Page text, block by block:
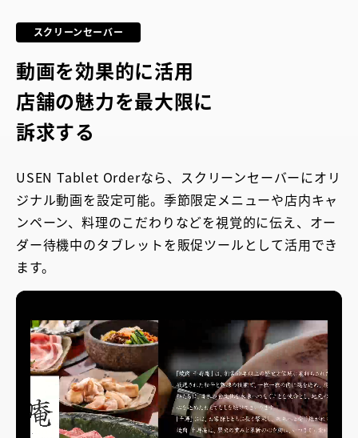
スクリーンセーバー
動画を効果的に活用
店舗の魅力を最大限に
訴求する
USEN Tablet Orderなら、スクリーンセーバーにオリ
ジナル動画を設定可能。季節限定メニューや店内キャ
ンペーン、料理のこだわりなどを視覚的に伝え、オー
ダー待機中のタブレットを販促ツールとして活用でき
ます。